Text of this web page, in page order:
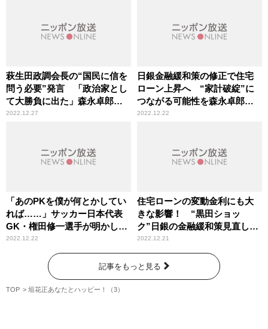
萩生田政調会長の“国民に信を
問う必要”発言 「政治家とし
て大勝負に出た」森永卓郎が
分析
2022.12.27
日銀金融緩和策の修正で住宅
ローン上昇へ “家計破綻”に
つながる可能性を森永卓郎が
指摘
2022.12.22
「あのPKを僕が何とかしてい
れば……」サッカー日本代表
GK・権田修一選手が明かし
た、森保一監督への率直な思
2022.12.22
住宅ローンの変動金利にも大
きな影響！ “黒田ショッ
ク”日銀の金融緩和策見直しを
森永卓郎が解説
2022.12.21
記事をもっと見る
TOP 垣花正あなたとハッピー！（3）